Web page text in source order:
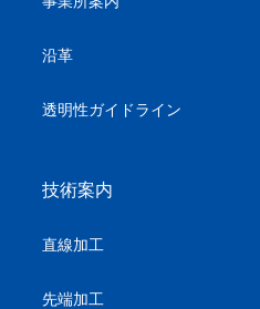
沿革
透明性ガイドライン
技術案内
直線加工
先端加工